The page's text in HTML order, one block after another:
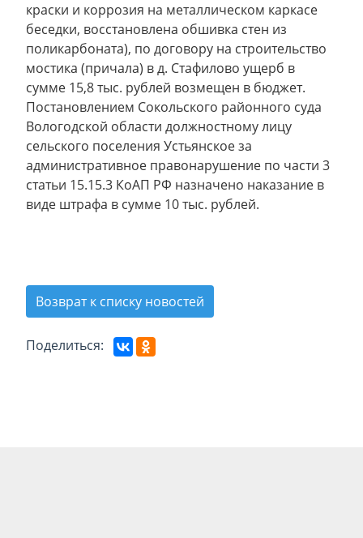
краски и коррозия на металлическом каркасе
беседки, восстановлена обшивка стен из
поликарбоната), по договору на строительство
мостика (причала) в д. Стафилово ущерб в
сумме 15,8 тыс. рублей возмещен в бюджет.
Постановлением Сокольского районного суда
Вологодской области должностному лицу
сельского поселения Устьянское за
административное правонарушение по части 3
статьи 15.15.3 КоАП РФ назначено наказание в
виде штрафа в сумме 10 тыс. рублей.
Возврат к списку новостей
Поделиться: